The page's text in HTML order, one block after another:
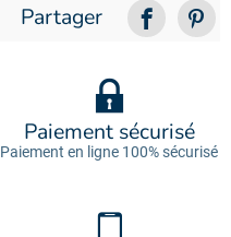
Partager
Paiement sécurisé
Paiement en ligne 100% sécurisé